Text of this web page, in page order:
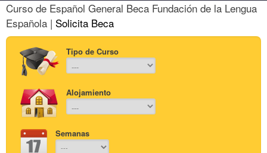
Curso de Español General Beca Fundación de la Lengua
Española | Solicita Beca
Tipo de Curso
Alojamiento
Semanas